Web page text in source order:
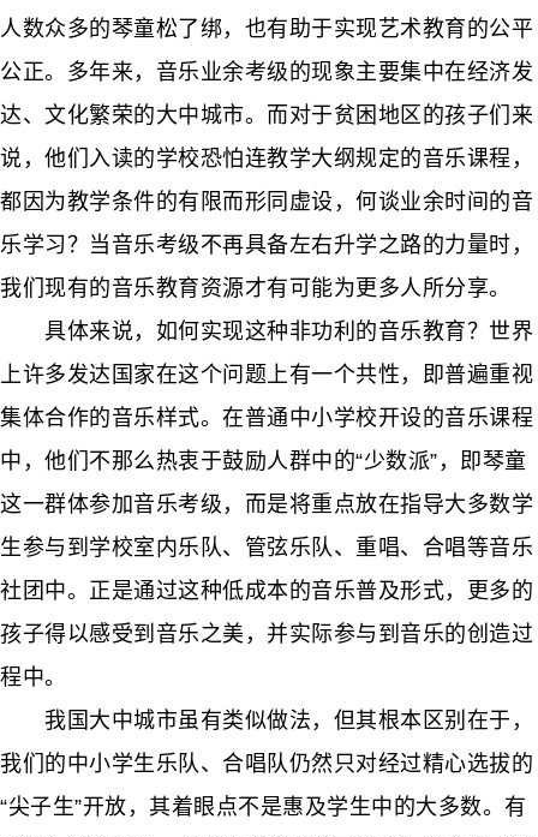
人数众多的琴童松了绑，也有助于实现艺术教育的公平
公正。多年来，音乐业余考级的现象主要集中在经济发
达、文化繁荣的大中城市。而对于贫困地区的孩子们来
说，他们入读的学校恐怕连教学大纲规定的音乐课程，
都因为教学条件的有限而形同虚设，何谈业余时间的音
乐学习？当音乐考级不再具备左右升学之路的力量时，
我们现有的音乐教育资源才有可能为更多人所分享。
具体来说，如何实现这种非功利的音乐教育？世界
上许多发达国家在这个问题上有一个共性，即普遍重视
集体合作的音乐样式。在普通中小学校开设的音乐课程
中，他们不那么热衷于鼓励人群中的“少数派”，即琴童
这一群体参加音乐考级，而是将重点放在指导大多数学
生参与到学校室内乐队、管弦乐队、重唱、合唱等音乐
社团中。正是通过这种低成本的音乐普及形式，更多的
孩子得以感受到音乐之美，并实际参与到音乐的创造过
程中。
我国大中城市虽有类似做法，但其根本区别在于，
我们的中小学生乐队、合唱队仍然只对经过精心选拔的
“尖子生”开放，其着眼点不是惠及学生中的大多数。有